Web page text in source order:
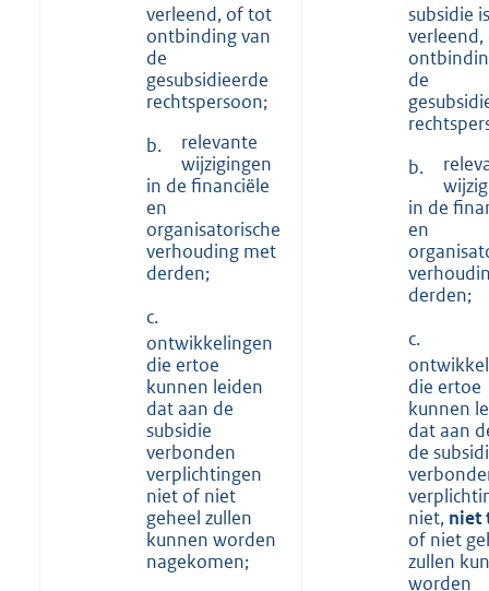
verleend, of tot
ontbinding van
de
gesubsidieerde
rechtspersoon;
b.
relevante
wijzigingen
in de financiële
en
organisatorische
verhouding met
derden;
c.
ontwikkelingen
die ertoe
kunnen leiden
dat aan de
subsidie
verbonden
verplichtingen
niet of niet
geheel zullen
kunnen worden
nagekomen;
subsidie
de
b.
in de
en
derden;
c.
die ertoe
kunnen
dat aan
de
niet, niet
of niet
zullen
worden